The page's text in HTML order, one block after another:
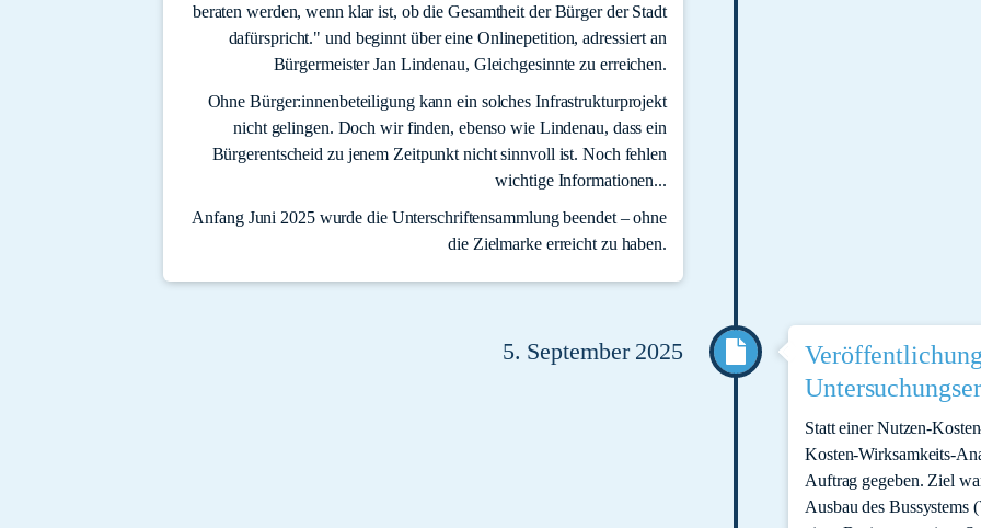
beraten werden, wenn klar ist, ob die Gesamtheit der Bürger der Stadt
dafürspricht." und beginnt über eine Onlinepetition, adressiert an
Bürgermeister Jan Lindenau, Gleichgesinnte zu erreichen.
Ohne Bürger:innenbeteiligung kann ein solches Infrastrukturprojekt
nicht gelingen. Doch wir finden, ebenso wie Lindenau, dass ein
Bürgerentscheid zu jenem Zeitpunkt nicht sinnvoll ist. Noch fehlen
wichtige Informationen...
Anfang Juni 2025 wurde die Unterschriftensammlung beendet – ohne
die Zielmarke erreicht zu haben.
5. September 2025
Statt einer Nutzen-
Kosten-Wirksamkeits-
Auftrag gegeben. Ziel
Ausbau des Bussystems